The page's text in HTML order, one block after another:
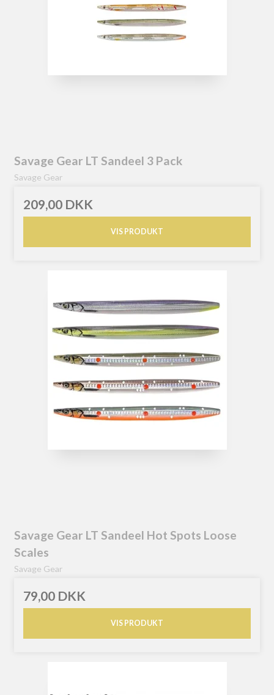
Savage Gear LT Sandeel 3 Pack
Savage Gear
209,00 DKK
VIS PRODUKT
Savage Gear LT Sandeel Hot Spots Loose
Scales
Savage Gear
79,00 DKK
VIS PRODUKT